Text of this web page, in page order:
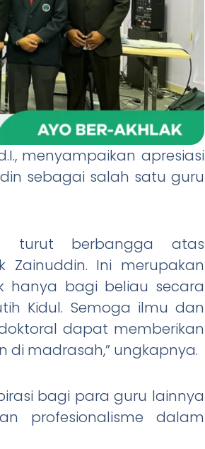
menyampaikan apresiasi
sebagai salah satu guru
turut berbangga atas
Zainuddin. Ini merupakan
hanya bagi beliau secara
Kidul. Semoga ilmu dan
dapat memberikan
madrasah,” ungkapnya.
bagi para guru lainnya
profesionalisme dalam